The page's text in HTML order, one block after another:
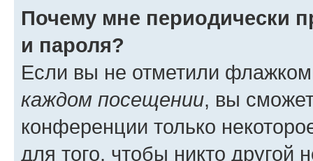
Почему мне периодически
и пароля?
Если вы не отметили
каждом посещении, вы
конференции только
для того, чтобы никто другой